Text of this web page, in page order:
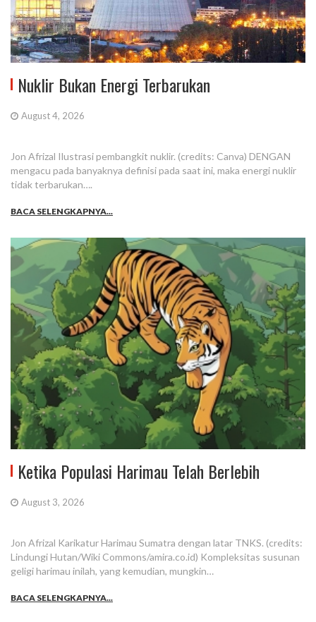
Nuklir Bukan Energi Terbarukan
August 4, 2026
Jon Afrizal Ilustrasi pembangkit nuklir. (credits: Canva) DENGAN
mengacu pada banyaknya definisi pada saat ini, maka energi nuklir
tidak terbarukan….
BACA SELENGKAPNYA...
Ketika Populasi Harimau Telah Berlebih
August 3, 2026
Jon Afrizal Karikatur Harimau Sumatra dengan latar TNKS. (credits:
Lindungi Hutan/Wiki Commons/amira.co.id) Kompleksitas susunan
geligi harimau inilah, yang kemudian, mungkin…
BACA SELENGKAPNYA...